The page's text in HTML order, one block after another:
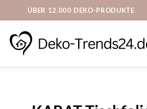
ÜBER 12.000 DEKO-PRODUKTE